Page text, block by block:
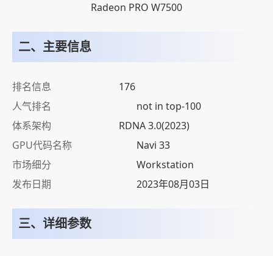
Radeon PRO W7500
二、主要信息
排名信息
176
人气排名
not in top-100
体系架构
RDNA 3.0(2023)
GPU代码名称
Navi 33
市场细分
Workstation
发布日期
2023年08月03日
三、详细参数